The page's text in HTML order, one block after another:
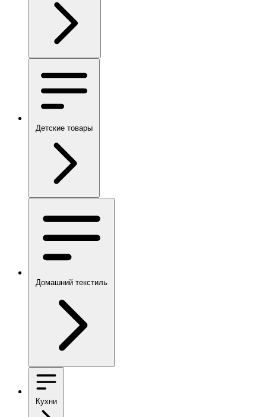
Детские товары
Домашний текстиль
Кухни